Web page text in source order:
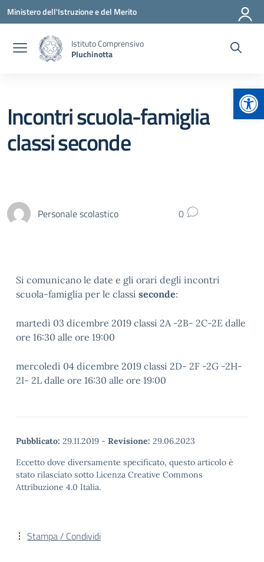
Vai ai contenuti
Vai al menu di navigazione
Vai al footer
Ministero dell'Istruzione e del Merito
Istituto Comprensivo
Pluchinotta
Incontri scuola-famiglia
classi seconde
Personale scolastico 0
Si comunicano le date e gli orari degli incontri
scuola-famiglia per le classi seconde:
martedì 03 dicembre 2019 classi 2A -2B- 2C-2E dalle
ore 16:30 alle ore 19:00
mercoledì 04 dicembre 2019 classi 2D- 2F -2G -2H-
2I- 2L dalle ore 16:30 alle ore 19:00
Pubblicato: 29.11.2019 - Revisione: 29.06.2023
Eccetto dove diversamente specificato, questo articolo è
stato rilasciato sotto Licenza Creative Commons
Attribuzione 4.0 Italia.
Stampa / Condividi